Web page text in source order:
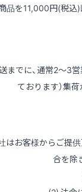
品を11,000円(税込
までに、通常2～3
ております）集
はお客様からご提
合を除